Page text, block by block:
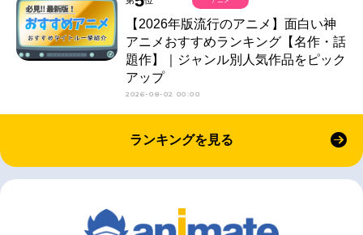
【2026年版流行のアニメ】面白い神
アニメおすすめランキング【名作・話
題作】｜ジャンル別人気作品をピック
アップ
2026-08-02 00:00
ランキングを見る